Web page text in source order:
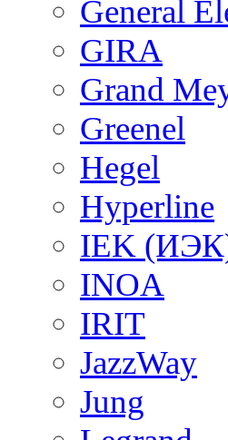
General
GIRA
Grand
Greenel
Hegel
Hyperline
IEK
INOA
IRIT
JazzWay
Jung